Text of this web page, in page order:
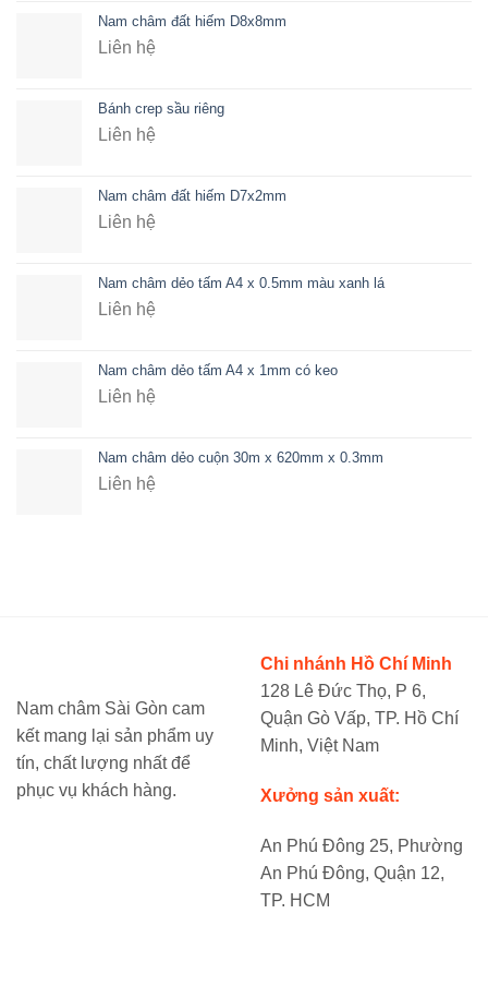
Nam châm đất hiếm D8x8mm
Liên hệ
Bánh crep sầu riêng
Liên hệ
Nam châm đất hiếm D7x2mm
Liên hệ
Nam châm dẻo tấm A4 x 0.5mm màu xanh lá
Liên hệ
Nam châm dẻo tấm A4 x 1mm có keo
Liên hệ
Nam châm dẻo cuộn 30m x 620mm x 0.3mm
Liên hệ
Nam châm Sài Gòn cam
kết mang lại sản phẩm uy
tín, chất lượng nhất để
phục vụ khách hàng.
Chi nhánh Hồ Chí Minh
128 Lê Đức Thọ, P 6,
Quận Gò Vấp, TP. Hồ Chí
Minh, Việt Nam
Xưởng sản xuất:
An Phú Đông 25, Phường
An Phú Đông, Quận 12,
TP. HCM